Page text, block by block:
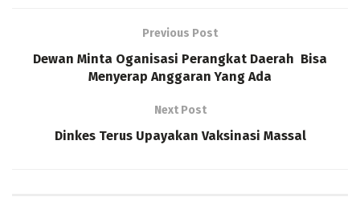
Previous Post
Dewan Minta Oganisasi Perangkat Daerah Bisa
Menyerap Anggaran Yang Ada
Next Post
Dinkes Terus Upayakan Vaksinasi Massal